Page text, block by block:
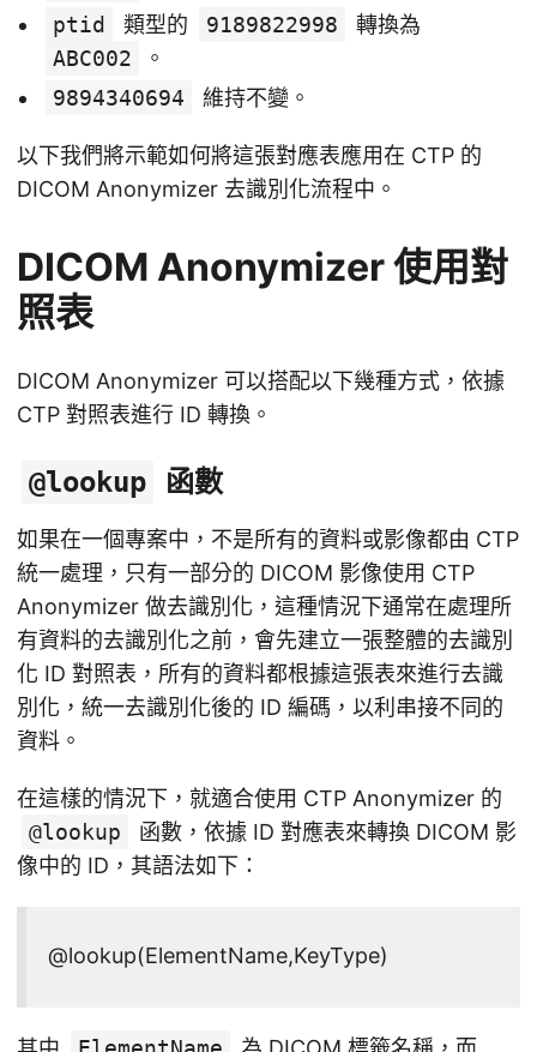
ptid
類型的 9189822998
轉換為
ABC002
。
9894340694
維持不變。
以下我們將示範如何將這張對應表應用在 CTP 的
DICOM Anonymizer 去識別化流程中。
DICOM Anonymizer 使用對
照表
DICOM Anonymizer 可以搭配以下幾種方式，依據
CTP 對照表進行 ID 轉換。
@lookup 函數
如果在一個專案中，不是所有的資料或影像都由 CTP
統一處理，只有一部分的 DICOM 影像使用 CTP
Anonymizer 做去識別化，這種情況下通常在處理所
有資料的去識別化之前，會先建立一張整體的去識別
化 ID 對照表，所有的資料都根據這張表來進行去識
別化，統一去識別化後的 ID 編碼，以利串接不同的
資料。
在這樣的情況下，就適合使用 CTP Anonymizer 的
@lookup
函數，依據 ID 對應表來轉換 DICOM 影
像中的 ID，其語法如下：
@lookup(ElementName,KeyType)